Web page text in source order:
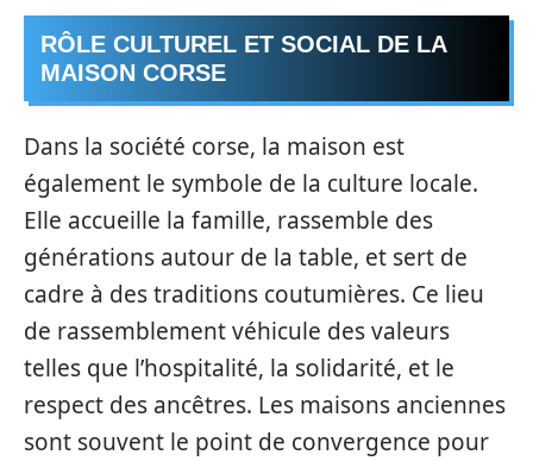
RÔLE CULTUREL ET SOCIAL DE LA
MAISON CORSE
Dans la société corse, la maison est
également le symbole de la culture locale.
Elle accueille la famille, rassemble des
générations autour de la table, et sert de
cadre à des traditions coutumières. Ce lieu
de rassemblement véhicule des valeurs
telles que l’hospitalité, la solidarité, et le
respect des ancêtres. Les maisons anciennes
sont souvent le point de convergence pour